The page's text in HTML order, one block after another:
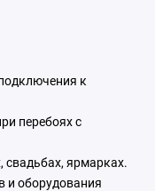
к
перебоях с
свадьбах, ярмарках.
и оборудования